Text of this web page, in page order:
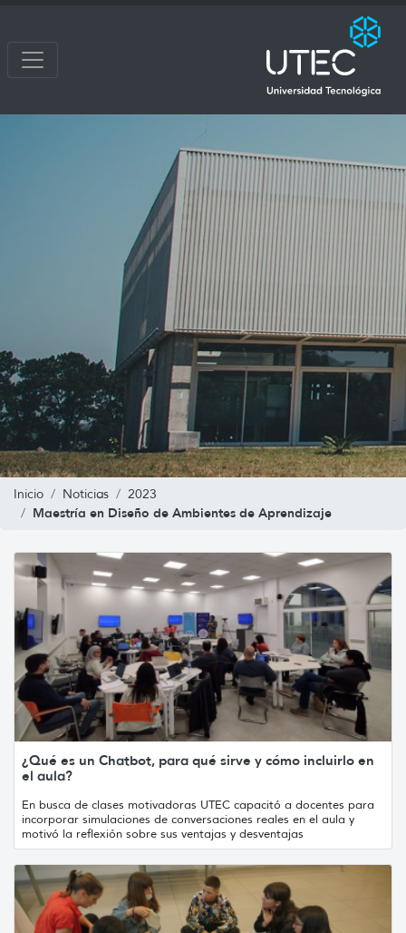
Inicio Noticias 2023
Maestría en Diseño de Ambientes de Aprendizaje
¿Qué es un Chatbot, para qué sirve y cómo incluirlo en
el aula?
En busca de clases motivadoras UTEC capacitó a docentes para
incorporar simulaciones de conversaciones reales en el aula y
motivó la reflexión sobre sus ventajas y desventajas